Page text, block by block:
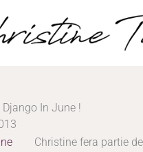
In June !
Christine fera partie